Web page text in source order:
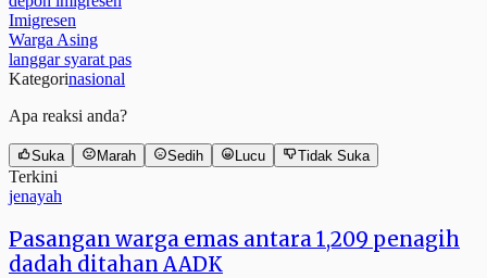
Imigresen
Warga Asing
langgar syarat pas
Kategorinasional
Apa reaksi anda?
Suka Marah Sedih Lucu Tidak Suka
Terkini
jenayah
Pasangan warga emas antara 1,209 penagih
dadah ditahan AADK